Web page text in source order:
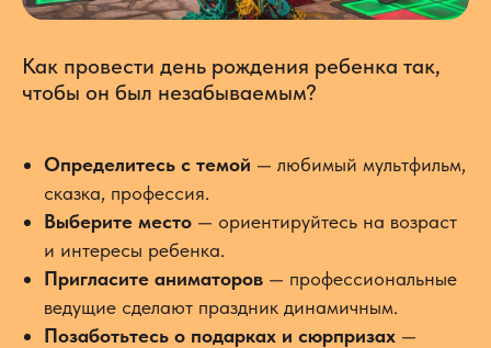
Как провести день рождения ребенка так,
чтобы он был незабываемым?
Определитесь с темой — любимый мультфильм,
сказка, профессия.
Выберите место — ориентируйтесь на возраст
и интересы ребенка.
Пригласите аниматоров — профессиональные
ведущие сделают праздник динамичным.
Позаботьтесь о подарках и сюрпризах —